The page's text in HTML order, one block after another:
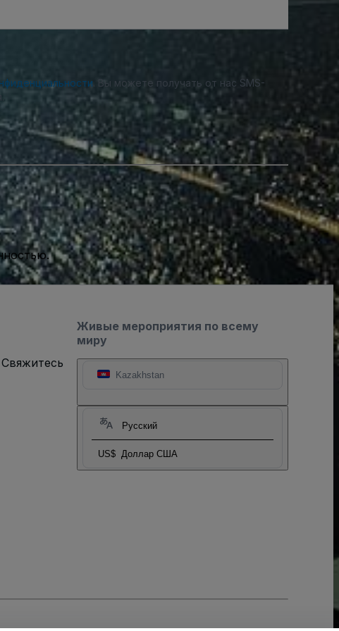
. Вы можете получать от нас SMS-
Живые мероприятия по всему
миру
Kazakhstan
Русский
US$ Доллар США